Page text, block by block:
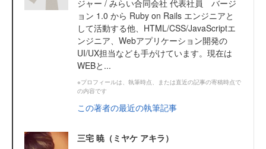
ジャー / みらい合同会社 代表社員 バージ
ョン 1.0 から Ruby on Rails エンジニアと
して活動する他、HTML/CSS/JavaScriptエ
ンジニア、Webアプリケーション開発の
UI/UX担当なども手がけています。現在は
WEBと...
※プロフィールは、執筆時点、または直近の記事の寄稿時点で
の内容です
この著者の最近の執筆記事
三宅 暁（ミヤケ アキラ）